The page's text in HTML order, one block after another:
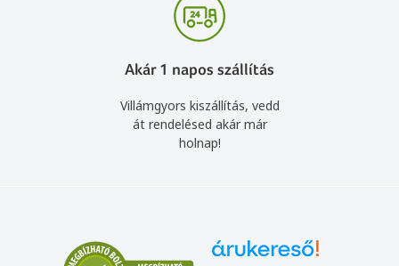
Akár 1 napos szállítás
Villámgyors kiszállítás, vedd
át rendelésed akár már
holnap!